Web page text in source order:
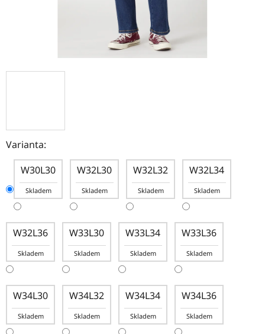
Varianta:
W30L30
Skladem
W32L30
Skladem
W32L32
Skladem
W32L34
Skladem
W32L36
Skladem
W33L30
Skladem
W33L34
Skladem
W33L36
Skladem
W34L30
Skladem
W34L32
Skladem
W34L34
Skladem
W34L36
Skladem